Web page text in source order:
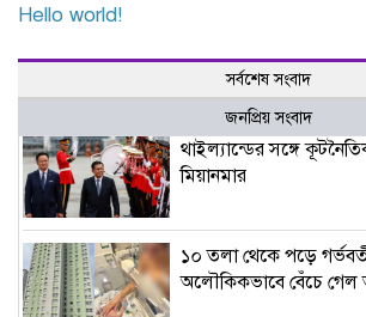
Hello world!
সর্বশেষ সংবাদ
জনপ্রিয় সংবাদ
থাইল্যান্ডের সঙ্গে
মিয়ানমার
১০ তলা থেকে পড়ে
অলৌকিকভাবে বেঁচে গেল